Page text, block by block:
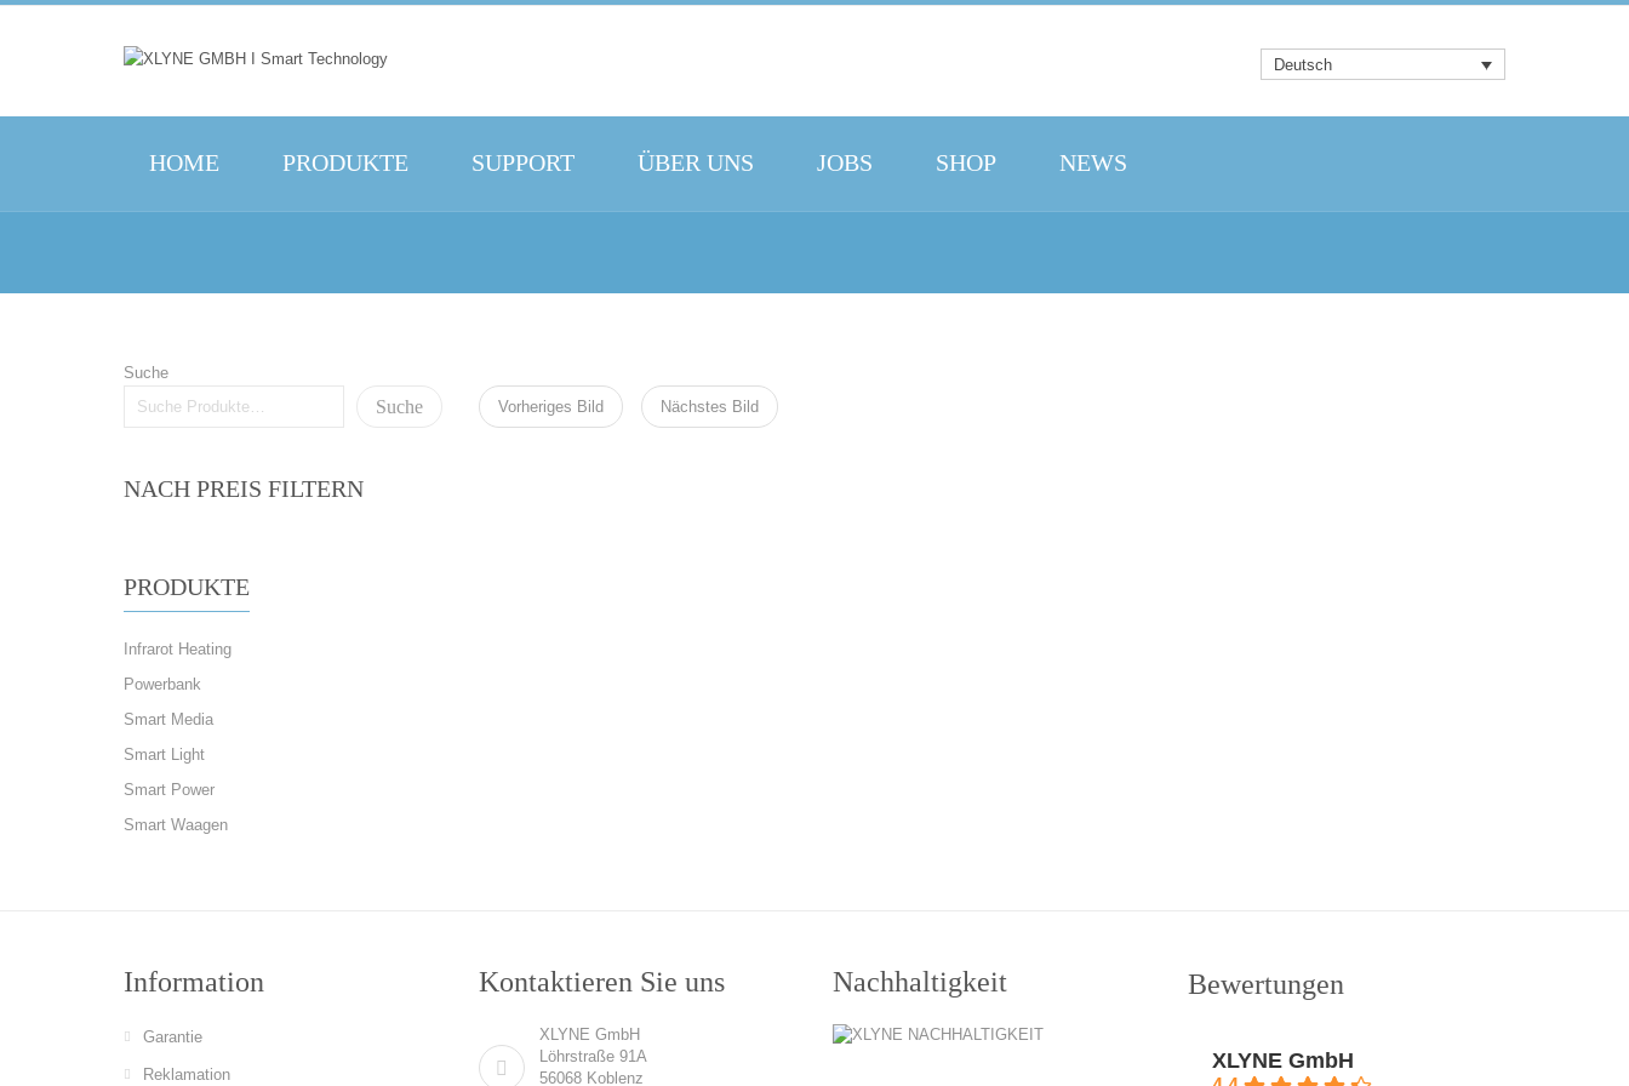
Deutsch
HOME PRODUKTE SUPPORT ÜBER UNS JOBS SHOP NEWS
Suche
Suche
NACH PREIS FILTERN
PRODUKTE
Infrarot Heating
Powerbank
Smart Media
Smart Light
Smart Power
Smart Waagen
Vorheriges Bild Nächstes Bild
Information
Garantie
Reklamation
Kontaktieren Sie uns
XLYNE GmbH
Löhrstraße 91A
56068 Koblenz
Nachhaltigkeit Bewertungen
XLYNE GmbH